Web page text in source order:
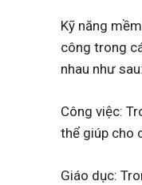
Kỹ năng
công trong
nhau như sau:
Công việc:
thể giúp cho
Giáo dục: